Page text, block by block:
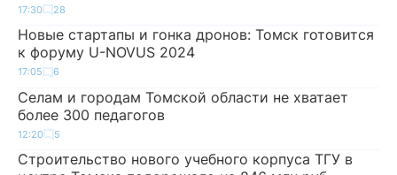
17:30 28
Новые стартапы и гонка дронов: Томск готовится
к форуму U-NOVUS 2024
17:05 6
Селам и городам Томской области не хватает
более 300 педагогов
12:20 5
Строительство нового учебного корпуса ТГУ в